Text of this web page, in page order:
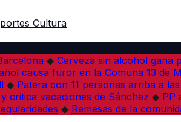
Cultura
◆ Cerveza sin alcohol gana
causa furor en la Comuna 13 de
◆ Patera con 11 personas arriba a
critica vacaciones de Sánchez ◆ PP
◆ Remesas de la